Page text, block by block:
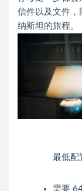
信件以及文件，
纳斯坦的旅程。
最低配
需要